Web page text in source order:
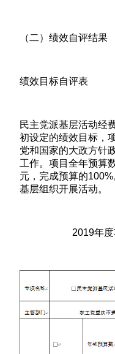
（二）绩效自评结果
绩效目标自评表
民主党派基层活动经
初设定的绩效目标，
党和国家的大政方针
工作。项目全年预算
元，完成预算的
基层组织开展活动。
2019年